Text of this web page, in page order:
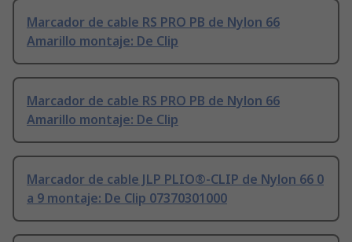
Marcador de cable RS PRO PB de Nylon 66
Amarillo montaje: De Clip
Marcador de cable RS PRO PB de Nylon 66
Amarillo montaje: De Clip
Marcador de cable JLP PLIO®-CLIP de Nylon 66 0
a 9 montaje: De Clip 07370301000